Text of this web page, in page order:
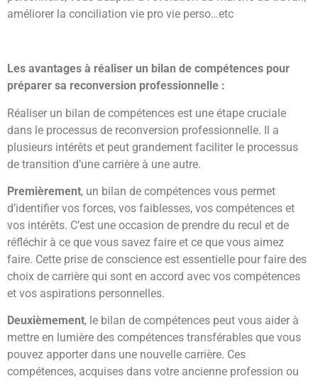
améliorer la conciliation vie pro vie perso…etc
Les avantages à réaliser un bilan de compétences pour
préparer sa reconversion professionnelle :
Réaliser un bilan de compétences est une étape cruciale
dans le processus de reconversion professionnelle. Il a
plusieurs intérêts et peut grandement faciliter le processus
de transition d’une carrière à une autre.
Premièrement, un bilan de compétences vous permet
d’identifier vos forces, vos faiblesses, vos compétences et
vos intérêts. C’est une occasion de prendre du recul et de
réfléchir à ce que vous savez faire et ce que vous aimez
faire. Cette prise de conscience est essentielle pour faire des
choix de carrière qui sont en accord avec vos compétences
et vos aspirations personnelles.
Deuxièmement, le bilan de compétences peut vous aider à
mettre en lumière des compétences transférables que vous
pouvez apporter dans une nouvelle carrière. Ces
compétences, acquises dans votre ancienne profession ou